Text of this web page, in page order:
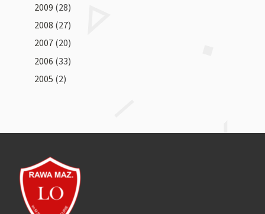
2009 (28)
2008 (27)
2007 (20)
2006 (33)
2005 (2)